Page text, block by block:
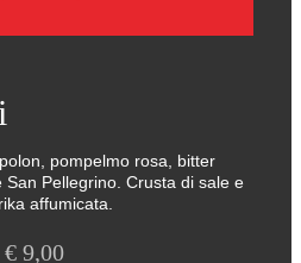
pompelmo rosa, bitter
Pellegrino. Crusta di sale e
affumicata.
€ 9,00